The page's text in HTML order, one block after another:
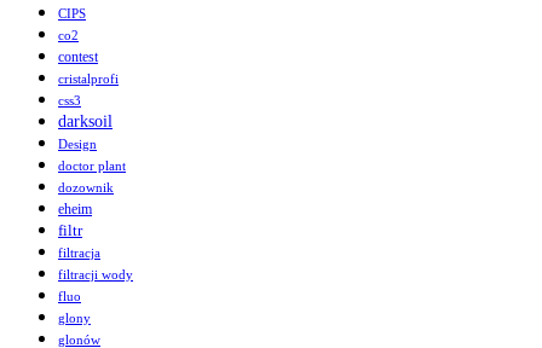
CIPS
co2
contest
cristalprofi
css3
darksoil
Design
doctor plant
dozownik
eheim
filtr
filtracja
filtracji wody
fluo
glony
glonów